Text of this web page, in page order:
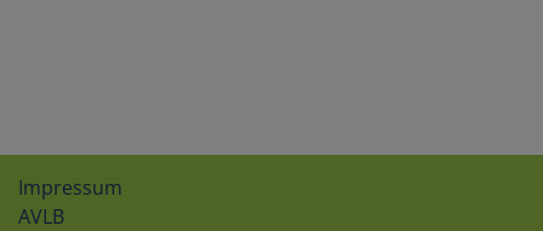
Impressum
AVLB